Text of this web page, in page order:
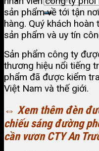
sản phẩm về tới tận
hàng. Quý khách
sản phẩm và uy tín
Sản phẩm công ty
thương hiệu nổi tiếng
phẩm đã được kiểm
Việt Nam và thế giới.
⇔ Xem thêm đèn
chiếu sáng đường
cần vươn CTY An